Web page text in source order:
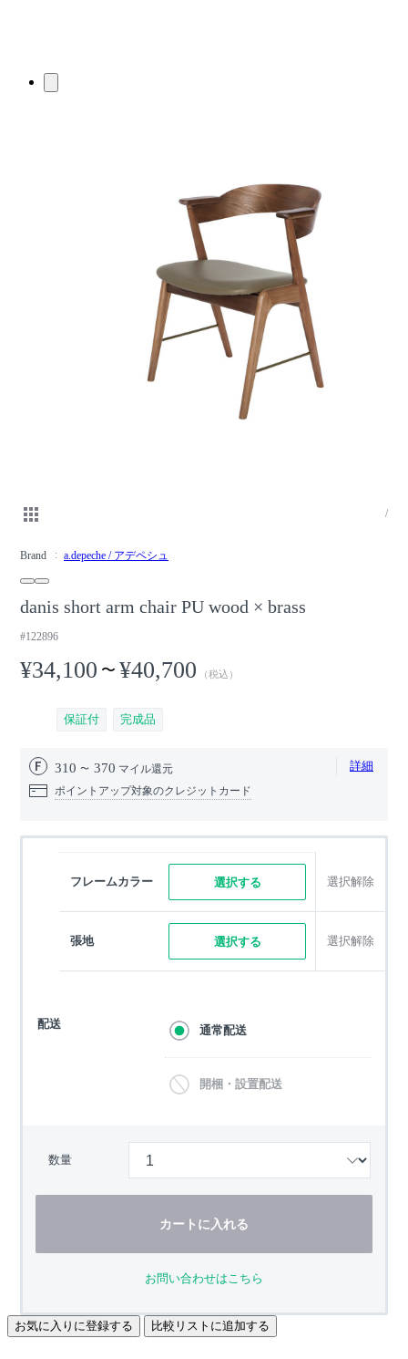
/
Brand a.depeche / アデペシュ
danis short arm chair PU wood × brass
#122896
¥34,100 〜 ¥40,700 （税込）
保証付 完成品
310 370 マイル還元 詳細
ポイントアップ対象のクレジットカード
フレームカラー 選択する 選択解除
張地 選択する 選択解除
配送 通常配送
開梱・設置配送
数量
カートに入れる
お問い合わせはこちら
お気に入りに登録する 比較リストに追加する